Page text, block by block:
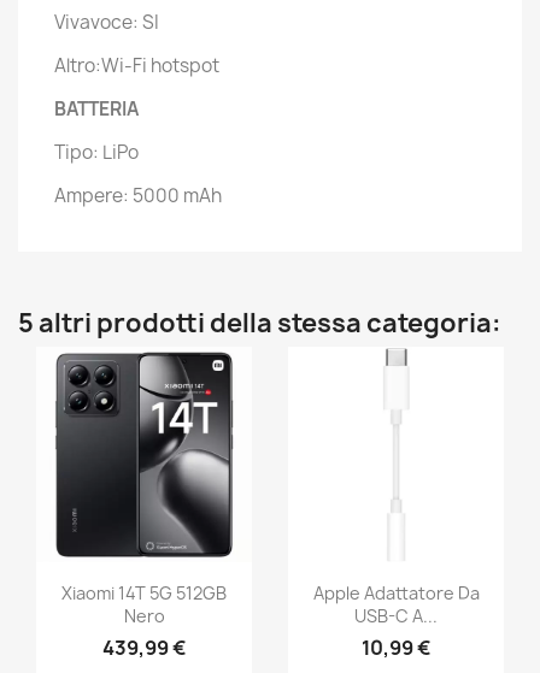
Vivavoce: SI
Altro:Wi-Fi hotspot
BATTERIA
Tipo: LiPo
Ampere: 5000 mAh
5 altri prodotti della stessa categoria:
Xiaomi 14T 5G 512GB
Nero
439,99 €
Apple Adattatore Da
USB-C A...
10,99 €